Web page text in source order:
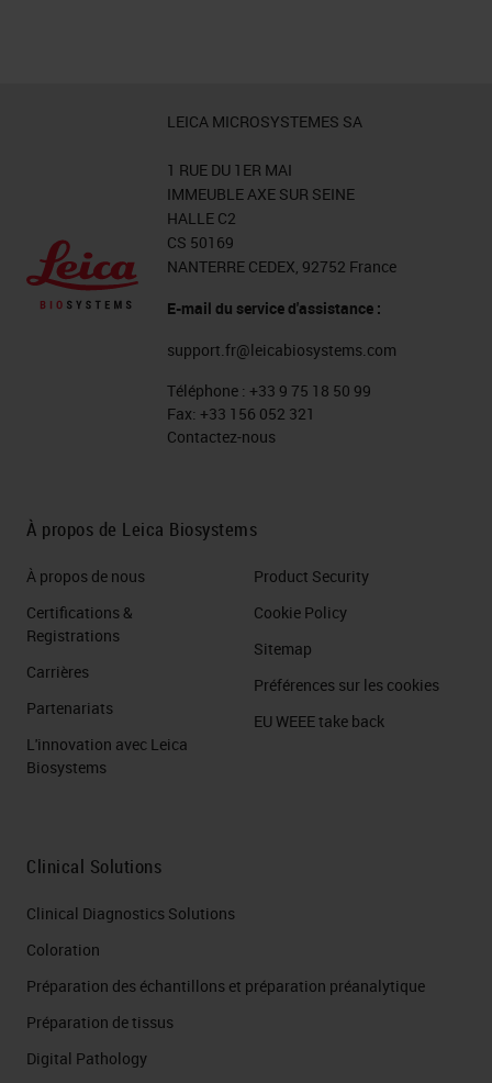
LEICA MICROSYSTEMES SA
1 RUE DU 1ER MAI
IMMEUBLE AXE SUR SEINE
HALLE C2
CS 50169
NANTERRE CEDEX, 92752 France
E-mail du service d'assistance :
support.fr@leicabiosystems.com
Téléphone : +33 9 75 18 50 99
Fax: +33 156 052 321
Contactez-nous
À propos de Leica Biosystems
À propos de nous
Certifications &
Registrations
Carrières
Partenariats
L'innovation avec Leica
Biosystems
Product Security
Cookie Policy
Sitemap
Préférences sur les cookies
EU WEEE take back
Clinical Solutions
Clinical Diagnostics Solutions
Coloration
Préparation des échantillons et préparation préanalytique
Préparation de tissus
Digital Pathology